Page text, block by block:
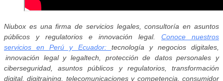
Niubox es una firma de servicios legales, consultoría en asuntos
públicos y regulatorios e innovación legal. Conoce nuestros
servicios en Perú y Ecuador: tecnología y negocios digitales,
innovación legal y legaltech, protección de datos personales y
ciberseguridad, asuntos públicos y regulatorios, transformación
digital, digitraining, telecomunicaciones y competencia, consumidor